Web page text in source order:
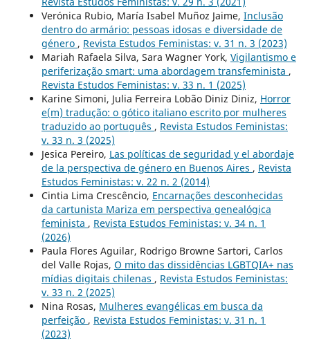
Verónica Rubio, María Isabel Muñoz Jaime, Inclusão
dentro do armário: pessoas idosas e diversidade de
género , Revista Estudos Feministas: v. 31 n. 3 (2023)
Mariah Rafaela Silva, Sara Wagner York, Vigilantismo e
periferização smart: uma abordagem transfeminista ,
Revista Estudos Feministas: v. 33 n. 1 (2025)
Karine Simoni, Julia Ferreira Lobão Diniz Diniz, Horror
e(m) tradução: o gótico italiano escrito por mulheres
traduzido ao português , Revista Estudos Feministas:
v. 33 n. 3 (2025)
Jesica Pereiro, Las políticas de seguridad y el abordaje
de la perspectiva de género en Buenos Aires , Revista
Estudos Feministas: v. 22 n. 2 (2014)
Cintia Lima Crescêncio, Encarnações desconhecidas
da cartunista Mariza em perspectiva genealógica
feminista , Revista Estudos Feministas: v. 34 n. 1
(2026)
Paula Flores Aguilar, Rodrigo Browne Sartori, Carlos
del Valle Rojas, O mito das dissidências LGBTQIA+ nas
mídias digitais chilenas , Revista Estudos Feministas:
v. 33 n. 2 (2025)
Nina Rosas, Mulheres evangélicas em busca da
perfeição , Revista Estudos Feministas: v. 31 n. 1
(2023)